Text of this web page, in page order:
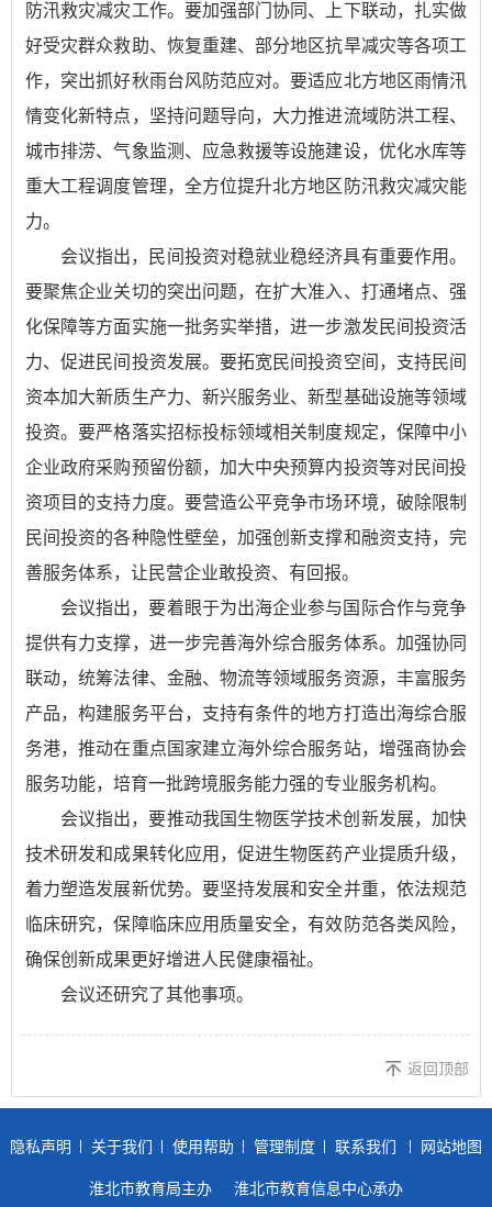
防汛救灾减灾工作。要加强部门协同、上下联动，扎实做
好受灾群众救助、恢复重建、部分地区抗旱减灾等各项工
作，突出抓好秋雨台风防范应对。要适应北方地区雨情汛
情变化新特点，坚持问题导向，大力推进流域防洪工程、
城市排涝、气象监测、应急救援等设施建设，优化水库等
重大工程调度管理，全方位提升北方地区防汛救灾减灾能
力。
会议指出，民间投资对稳就业稳经济具有重要作用。
要聚焦企业关切的突出问题，在扩大准入、打通堵点、强
化保障等方面实施一批务实举措，进一步激发民间投资活
力、促进民间投资发展。要拓宽民间投资空间，支持民间
资本加大新质生产力、新兴服务业、新型基础设施等领域
投资。要严格落实招标投标领域相关制度规定，保障中小
企业政府采购预留份额，加大中央预算内投资等对民间投
资项目的支持力度。要营造公平竞争市场环境，破除限制
民间投资的各种隐性壁垒，加强创新支撑和融资支持，完
善服务体系，让民营企业敢投资、有回报。
会议指出，要着眼于为出海企业参与国际合作与竞争
提供有力支撑，进一步完善海外综合服务体系。加强协同
联动，统筹法律、金融、物流等领域服务资源，丰富服务
产品，构建服务平台，支持有条件的地方打造出海综合服
务港，推动在重点国家建立海外综合服务站，增强商协会
服务功能，培育一批跨境服务能力强的专业服务机构。
会议指出，要推动我国生物医学技术创新发展，加快
技术研发和成果转化应用，促进生物医药产业提质升级，
着力塑造发展新优势。要坚持发展和安全并重，依法规范
临床研究，保障临床应用质量安全，有效防范各类风险，
确保创新成果更好增进人民健康福祉。
会议还研究了其他事项。
返回顶部
隐私声明 关于我们 使用帮助 管理制度 联系我们 网站地图
淮北市教育局主办 淮北市教育信息中心承办